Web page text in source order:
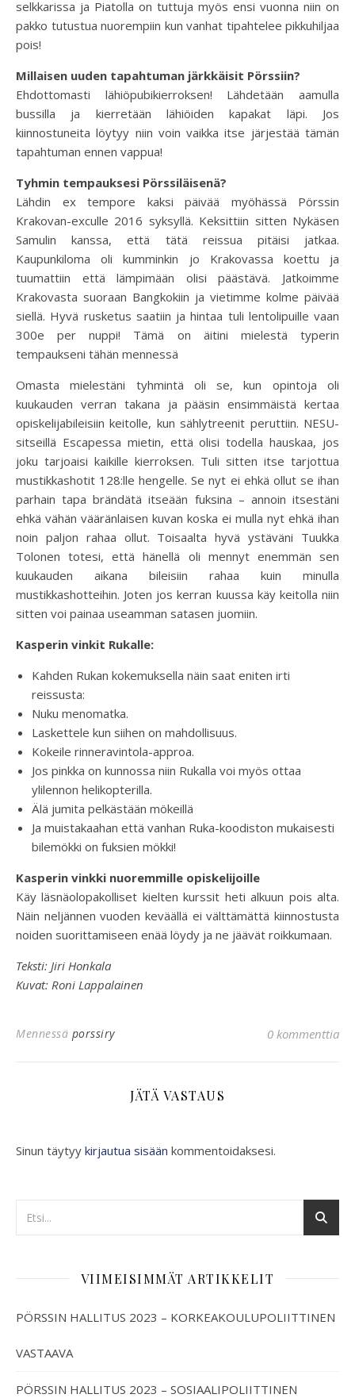
selkkarissa ja Piatolla on tuttuja myös ensi vuonna niin on
pakko tutustua nuorempiin kun vanhat tipahtelee pikkuhiljaa
pois!
Millaisen uuden tapahtuman järkkäisit Pörssiin?
Ehdottomasti lähiöpubikierroksen! Lähdetään aamulla
bussilla ja kierretään lähiöiden kapakat läpi. Jos
kiinnostuneita löytyy niin voin vaikka itse järjestää tämän
tapahtuman ennen vappua!
Tyhmin tempauksesi Pörssiläisenä?
Lähdin ex tempore kaksi päivää myöhässä Pörssin
Krakovan-exculle 2016 syksyllä. Keksittiin sitten Nykäsen
Samulin kanssa, että tätä reissua pitäisi jatkaa.
Kaupunkiloma oli kumminkin jo Krakovassa koettu ja
tuumattiin että lämpimään olisi päästävä. Jatkoimme
Krakovasta suoraan Bangkokiin ja vietimme kolme päivää
siellä. Hyvä rusketus saatiin ja hintaa tuli lentolipuille vaan
300e per nuppi! Tämä on äitini mielestä typerin
tempaukseni tähän mennessä
Omasta mielestäni tyhmintä oli se, kun opintoja oli
kuukauden verran takana ja pääsin ensimmäistä kertaa
opiskelijabileisiin keitolle, kun sählytreenit peruttiin. NESU-
sitseillä Escapessa mietin, että olisi todella hauskaa, jos
joku tarjoaisi kaikille kierroksen. Tuli sitten itse tarjottua
mustikkashotit 128:lle hengelle. Se nyt ei ehkä ollut se ihan
parhain tapa brändätä itseään fuksina – annoin itsestäni
ehkä vähän vääränlaisen kuvan koska ei mulla nyt ehkä ihan
noin paljon rahaa ollut. Toisaalta hyvä ystäväni Tuukka
Tolonen totesi, että hänellä oli mennyt enemmän sen
kuukauden aikana bileisiin rahaa kuin minulla
mustikkashotteihin. Joten jos kerran kuussa käy keitolla niin
sitten voi painaa useamman satasen juomiin.
Kasperin vinkit Rukalle:
Kahden Rukan kokemuksella näin saat eniten irti
reissusta:
Nuku menomatka.
Laskettele kun siihen on mahdollisuus.
Kokeile rinneravintola-approa.
Jos pinkka on kunnossa niin Rukalla voi myös ottaa
ylilennon helikopterilla.
Älä jumita pelkästään mökeillä
Ja muistakaahan että vanhan Ruka-koodiston mukaisesti
bilemökki on fuksien mökki!
Kasperin vinkki nuoremmille opiskelijoille
Käy läsnäolopakolliset kielten kurssit heti alkuun pois alta.
Näin neljännen vuoden keväällä ei välttämättä kiinnostusta
noiden suorittamiseen enää löydy ja ne jäävät roikkumaan.
Teksti: Jiri Honkala
Kuvat: Roni Lappalainen
Mennessä porssiry 0 kommenttia
JÄTÄ VASTAUS
Sinun täytyy kirjautua sisään kommentoidaksesi.
VIIMEISIMMÄT ARTIKKELIT
PÖRSSIN HALLITUS 2023 – KORKEAKOULUPOLIITTINEN
VASTAAVA
PÖRSSIN HALLITUS 2023 – SOSIAALIPOLIITTINEN